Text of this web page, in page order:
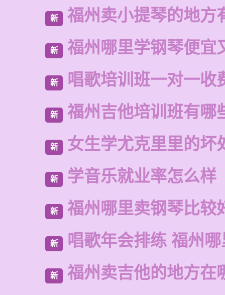
新 福州卖小提琴的地方
新 福州哪里学钢琴便宜
新 唱歌培训班一对一收
新 福州吉他培训班有哪
新 女生学尤克里里的坏
新 学音乐就业率怎么样
新 福州哪里卖钢琴比较
新 唱歌年会排练 福州
新 福州卖吉他的地方在